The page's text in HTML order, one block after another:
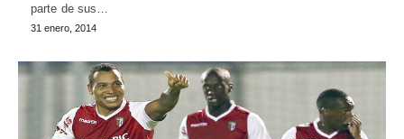
parte de sus…
31 enero, 2014